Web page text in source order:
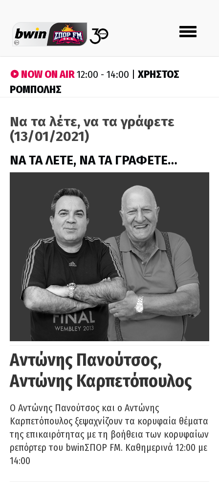
Toggle
navigation
NOW ON AIR12:00 - 14:00 | ΧΡΗΣΤΟΣ
ΡΟΜΠΟΛΗΣ
Να τα λέτε, να τα γράφετε
(13/01/2021)
ΝΑ ΤΑ ΛΕΤΕ, ΝΑ ΤΑ ΓΡΑΦΕΤΕ…
Αντώνης Πανούτσος,
Αντώνης Καρπετόπουλος
Ο Αντώνης Πανούτσος και ο Αντώνης
Καρπετόπουλος ξεψαχνίζουν τα κορυφαία θέματα
της επικαιρότητας με τη βοήθεια των κορυφαίων
ρεπόρτερ του bwinΣΠΟΡ FM. Καθημερινά 12:00 με
14:00